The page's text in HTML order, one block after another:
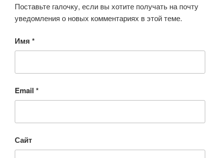
Поставьте галочку, если вы хотите получать на почту
уведомления о новых комментариях в этой теме.
Имя *
Email *
Сайт